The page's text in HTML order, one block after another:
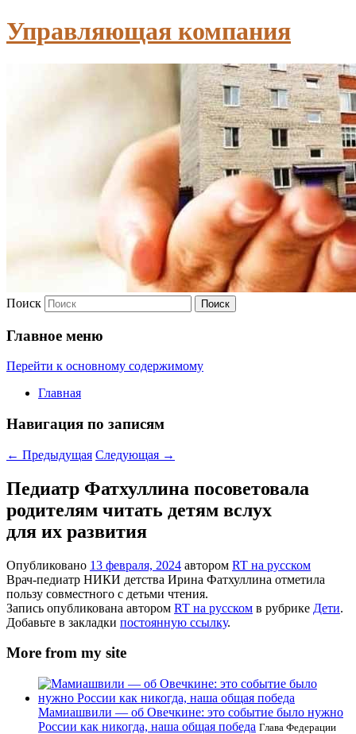
Управляющая компания
Поиск
Главное меню
Перейти к основному содержимому
Главная
Навигация по записям
← Предыдущая Следующая →
Педиатр Фатхуллина посоветовала
родителям читать детям вслух
для их развития
Опубликовано 13 февраля, 2024 автором RT на русском
Врач-педиатр НИКИ детства Ирина Фатхуллина отметила
пользу совместного с детьми чтения.
Запись опубликована автором RT на русском в рубрике Дети.
Добавьте в закладки постоянную ссылку.
More from my site
Мамиашвили — об Овечкине: это событие было нужно
России как никогда, наша общая победа Глава Федерации